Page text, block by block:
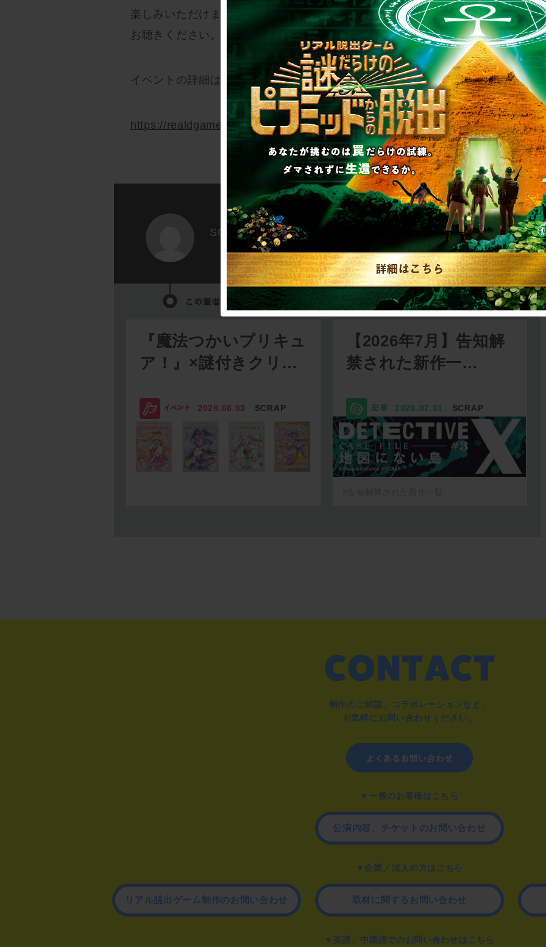
楽しみいただけます。イベント参加後は思い出を振り返る1曲として、ぜひ
お聴きください。
イベントの詳細は特設サイトより
https://realdgame.jp/s/wasureyuki/
SCRAP
『魔法つかいプリキュ
ア！』×謎付きクリ…
2026.08.03 SCRAP
【2026年7月】告知解
禁された新作一…
2026.07.31 SCRAP
制作のご相談、コラボレーションなど、
お気軽にお問い合わせください。
▼一般のお客様はこちら
公演内容、チケットのお問い合わせ
▼企業／法人の方はこちら
リアル脱出ゲーム制作のお問い合わせ 取材に関するお問い合わせ
▼英語、中国語でのお問い合わせはこちら